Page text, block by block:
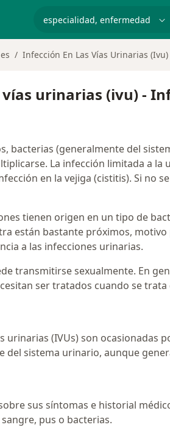
Infección En Las Vías Urinarias (Ivu)
urinarias (ivu) -
bacterias (generalmente del
La infección limitada a
en la vejiga (cistitis). Si no
tienen origen en un tipo de
están bastante próximos,
a las infecciones urinarias.
transmitirse sexualmente. En
ser tratados cuando se
urinarias (IVUs) son
del sistema urinario, aunque
sus síntomas e historial
pus o bacterias.